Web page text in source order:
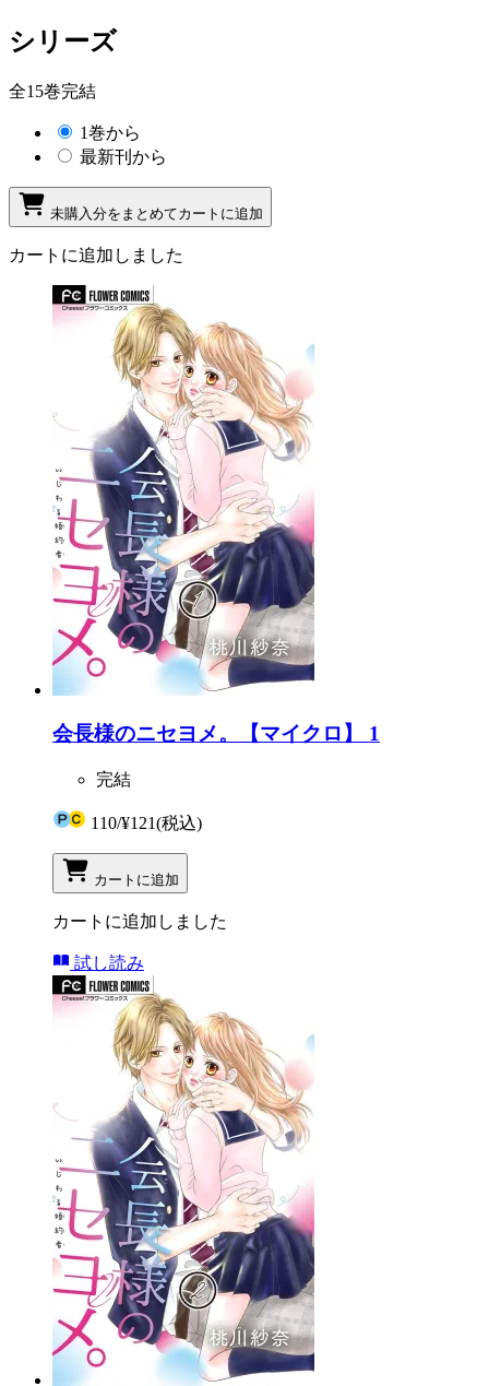
シリーズ
全15巻完結
1巻から
最新刊から
未購入分をまとめてカートに追加
カートに追加しました
会長様のニセヨメ。【マイクロ】 1
完結
110/¥121(税込)
カートに追加
カートに追加しました
試し読み